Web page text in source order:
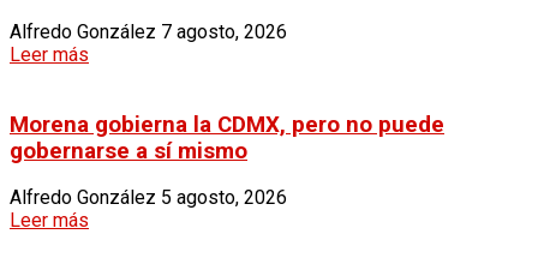
Alfredo González 7 agosto, 2026
Leer más
Morena gobierna la CDMX, pero no puede
gobernarse a sí mismo
Alfredo González 5 agosto, 2026
Leer más